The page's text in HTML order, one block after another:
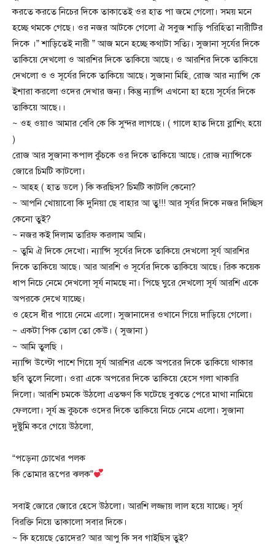
করতে করতে নিচের দিকে তাকাতেই ওর হাত পা জমে গেলো। সময় মনে
হচ্ছে থমকে গেছে। ওর নজর আটকে গেলো ঐ সবুজ শাড়ি পরিহিতা নারীটির
দিকে ।” শাড়িতেই নারী ” আজ মনে হচ্ছে কথাটা সত্যি। সুজানা সূর্যের দিকে
তাকিয়ে দেখলো ও আরশির দিকে তাকিয়ে আছে। ও আরশির দিকে তাকিয়ে
দেখলো ও ও সূর্যের দিকে তাকিয়ে আছে। সুজানা মিহি, রোজ আর ন্যান্সি কে
ইশারা করলো ওদের দেখার জন্য। কিন্তু ন্যান্সি এখনো হা হয়ে সূর্যের দিকে
তাকিয়ে আছে।।
~ ওহ ওয়াও আমার বেবি কে কি সুন্দর লাগছে। ( গালে হাত দিয়ে ব্লাশিং হয়ে
)
রোজ আর সুজানা কপাল কুঁচকে ওর দিকে তাকিয়ে আছে। রোজ ন্যান্সিকে
জোরে চিমটি কাটলো।
~ আহহ ( হাত ডলে ) কি করছিস? চিমটি কাটলি কেনো?
~ আপনি খোয়াবো কি দুনিয়া ছে বাহার আ তু!!! আর সূর্যর দিকে নজর দিচ্ছিস
কেনো তুই?
~ নজর কই দিলাম তারিফ করলাম আমি।
~ তুমি ঐ দিকে দেখো। ন্যান্সি সূর্যের দিকে তাকিয়ে দেখলো সূর্য আরশির
দিকে তাকিয়ে আছে। আর আরশি ও সূর্যের দিকে তাকিয়ে আছে। রিক কয়েক
ধাপ নিচে নেমে দেখলো সূর্য নামছে না। পিছে ঘুরে দেখলো সূর্য আরশি একে
অপরকে দেখে যাচ্ছে।
ও হেসে ধীর পায়ে নেমে এলো। সুজানাদের ওখানে গিয়ে দাড়িয়ে গেলো।
~ একটা পিক তোল তো কেউ। ( সুজানা )
~ আমি তুলছি ।
ন্যান্সি উল্টো পাশে গিয়ে সূর্য আরশির একে অপরের দিকে তাকিয়ে থাকার
ছবি তুলে নিলো। ওরা একে অপরের দিকে তাকিয়ে হেসে গলা খাকারি
দিলো। আরশি চমকে উঠলো এতক্ষণ কি ঘটেছে বুঝতে পেরে মাথা নামিয়ে
ফেললো। সূর্য ভ্রূ কুচকে ওদের দিকে তাকিয়ে নিচে নেমে এলো। সুজানা
দুষ্টুমি করে গেয়ে উঠলো,
“পড়েনা চোখের পলক
কি তোমার রূপের ঝলক”
সবাই জোরে জোরে হেসে উঠলো। আরশি লজ্জায় লাল হয়ে যাচ্ছে। সূর্য
বিরক্তি নিয়ে তাকালো সবার দিকে।
~ কি হয়েছে তোদের? আর আপু কি সব গাইছিস তুই?